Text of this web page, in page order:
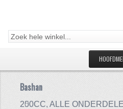
Bashan
200CC, ALLE
Bashan
250CC. ALLE
250CC. ALLE